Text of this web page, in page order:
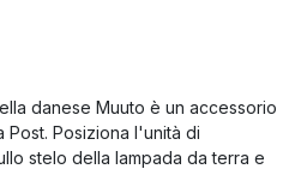
danese Muuto è un accessorio
Posiziona l'unità di
stelo della lampada da terra e